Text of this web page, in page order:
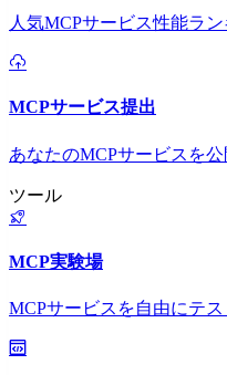
人気MCPサービス性能ラ
MCPサービス提出
あなたのMCPサービスを
ツール
MCP実験場
MCPサービスを自由にテ